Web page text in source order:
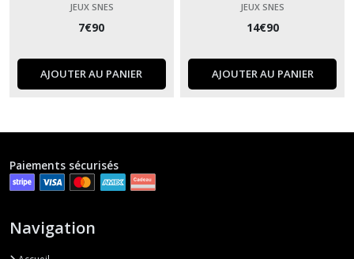
JEUX SNES
7€90
AJOUTER AU PANIER
JEUX SNES
14€90
AJOUTER AU PANIER
Paiements sécurisés
Navigation